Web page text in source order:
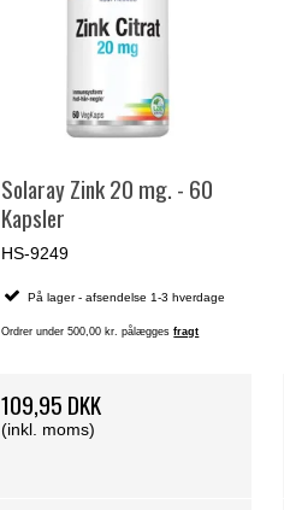
Solaray Zink 20 mg. - 60
Kapsler
HS-9249
På lager - afsendelse 1-3 hverdage
Ordrer under 500,00 kr. pålæggesfragt
109,95 DKK
(inkl. moms)